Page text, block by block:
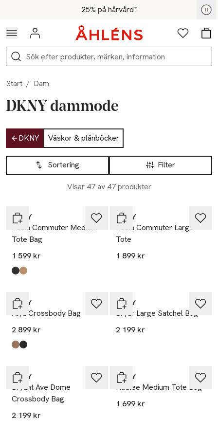
Hoppa till navigationsmenyn25% på hårvård*
För medlemmar - Shoppa nu
Logga in Favoriter
Sök
Start / Dam
DKNY dammode
Hoppa till produktsidan
DKNY
Väskor & plånböcker
Hoppa till produktsidan
Filter
Sortering
Visar 47 av 47 produkter
Lista över produkter
DKNY
Paula Commuter Medium
Tote Bag
1 599 kr
Produkten finns i färgerna:
Black/Gold
Cappucino
DKNY
Paula Commuter Large
Tote
1 899 kr
DKNY
Alya Crossbody Bag
2 899 kr
Produkten finns i färgerna:
Cappucino
Black/Gold
DKNY
Bryar Large Satchel Bag
2 199 kr
DKNY
Bryant Ave Dome
Crossbody Bag
2 199 kr
DKNY
Hadlee Medium Tote Bag
1 699 kr